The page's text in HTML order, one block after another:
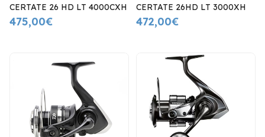
CERTATE 26 HD LT 4000CXH
475,00€
CERTATE 26HD LT 3000XH
472,00€